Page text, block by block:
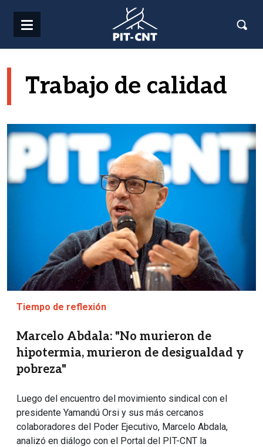
Trabajo de calidad
Imagen
Tiempo de reflexión
Marcelo Abdala: "No murieron de
hipotermia, murieron de desigualdad y
pobreza"
Luego del encuentro del movimiento sindical con el
presidente Yamandú Orsi y sus más cercanos
colaboradores del Poder Ejecutivo, Marcelo Abdala,
analizó en diálogo con el Portal del PIT-CNT la